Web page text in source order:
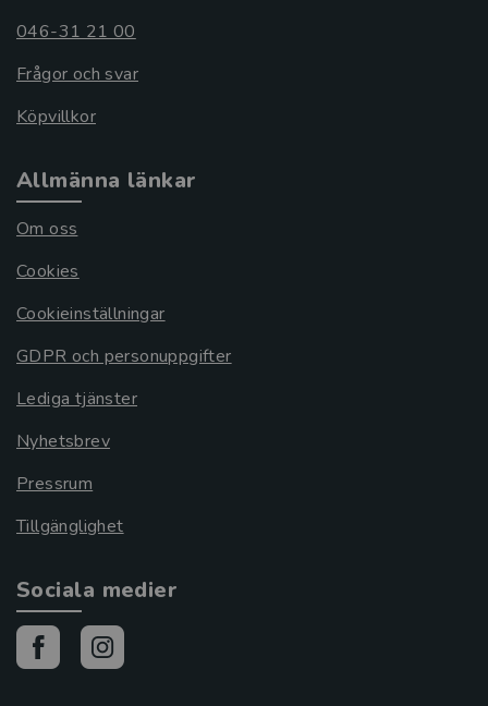
046-31 21 00
Frågor och svar
Köpvillkor
Allmänna länkar
Om oss
Cookies
Cookieinställningar
GDPR och personuppgifter
Lediga tjänster
Nyhetsbrev
Pressrum
Tillgänglighet
Sociala medier